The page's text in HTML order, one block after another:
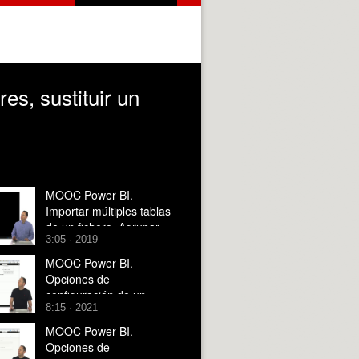
sustituir un
MOOC Power BI.
Importar múltiples tablas
de un fichero. Agrupar
consultas
3:05 · 2019
MOOC Power BI.
Opciones de
configuración de un
informe en la nube
8:15 · 2021
MOOC Power BI.
Opciones de